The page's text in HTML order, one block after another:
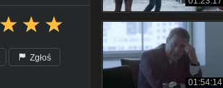
Zgłoś
01:54:14